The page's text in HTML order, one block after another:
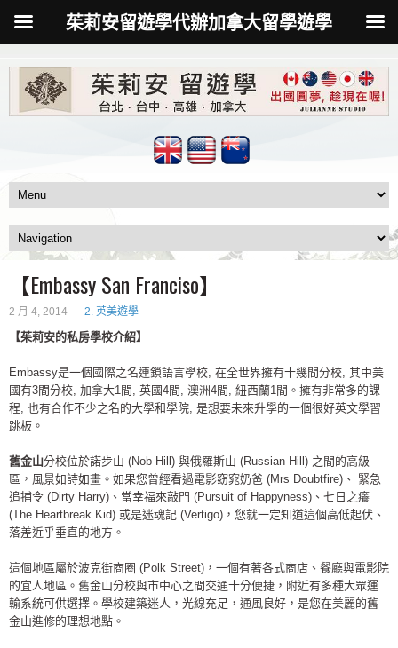
【Embassy San Franciso】
2 月 4, 2014 2. 英美遊學
【茱莉安的私房學校介紹】
Embassy是一個國際之名連鎖語言學校, 在全世界擁有十幾間分校, 其中美
國有3間分校, 加拿大1間, 英國4間, 澳洲4間, 紐西蘭1間。擁有非常多的課
程, 也有合作不少之名的大學和學院, 是想要未來升學的一個很好英文學習
跳板。
舊金山分校位於諾步山 (Nob Hill) 與俄羅斯山 (Russian Hill) 之間的高級
區，風景如詩如畫。如果您曾經看過電影窈窕奶爸 (Mrs Doubtfire)、 緊急
追捕令 (Dirty Harry)、當幸福來敲門 (Pursuit of Happyness)、七日之癢
(The Heartbreak Kid) 或是迷魂記 (Vertigo)，您就一定知道這個高低起伏、
落差近乎垂直的地方。
這個地區屬於波克街商圈 (Polk Street)，一個有著各式商店、餐廳與電影院
的宜人地區。舊金山分校與市中心之間交通十分便捷，附近有多種大眾運
輸系統可供選擇。學校建築迷人，光線充足，通風良好，是您在美麗的舊
金山進修的理想地點。
茱莉安留遊學代辦加拿大留學遊學